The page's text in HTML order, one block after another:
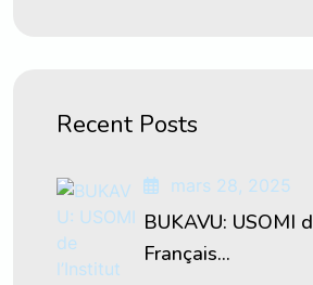
Recent Posts
mars 28, 2025
BUKAVU: USOMI
Français...